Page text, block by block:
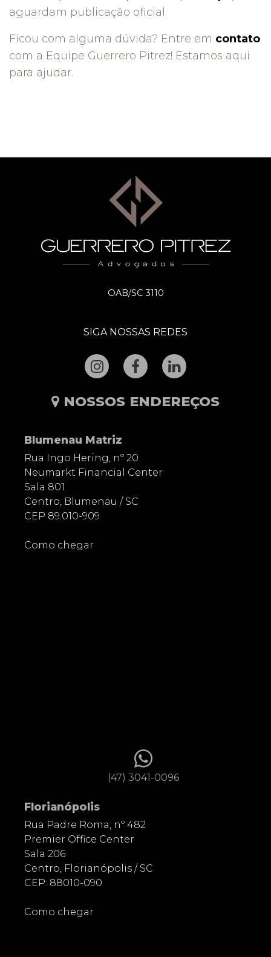
aguardam publicação oficial.
Ficou com alguma dúvida? Entre em contato
com a Equipe Guerrero Pitrez! Estamos aqui
para ajudar.
OAB/SC 3110
SIGA NOSSAS REDES
NOSSOS ENDEREÇOS
Blumenau Matriz
Rua Ingo Hering, nº 20
Neumarkt Financial Center
Sala 801
Centro, Blumenau / SC
CEP 89.010-909
Como chegar
(47) 3041-0096
Florianópolis
Rua Padre Roma, nº 482
Premier Office Center
Sala 206
Centro, Florianópolis / SC
CEP: 88010-090
Como chegar